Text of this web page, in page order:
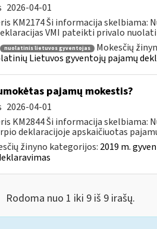
2026-04-01
KM2174 Ši informacija
VMI pateikti privalo
nuolatinis lietuvos gyventojas Mokesčių
Lietuvos gyventojų pajamų
pajamų mokestis?
2026-04-01
KM2844 Ši informacija skelbiama:
deklaracijoje apskaičiuotas
žinyno kategorijos: 2019 m.
Rodoma nuo 1 iki 9 iš 9 irašų.